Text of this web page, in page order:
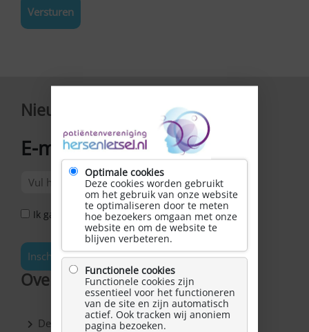
Nieuwsbrief
E-mailadres*
Ik ga akkoord met het Privacy Statement *
Inschrijven
Over Hersenletsel.nl
De vereniging
Optimale cookies
Deze cookies worden gebruikt
om het gebruik van onze website
te optimaliseren door te meten
hoe bezoekers omgaan met onze
website en om de website te
blijven verbeteren.
Functionele cookies
Functionele cookies zijn
essentieel voor het functioneren
van de site en zijn automatisch
actief. Ook tracken wij anoniem
pagina bezoeken.